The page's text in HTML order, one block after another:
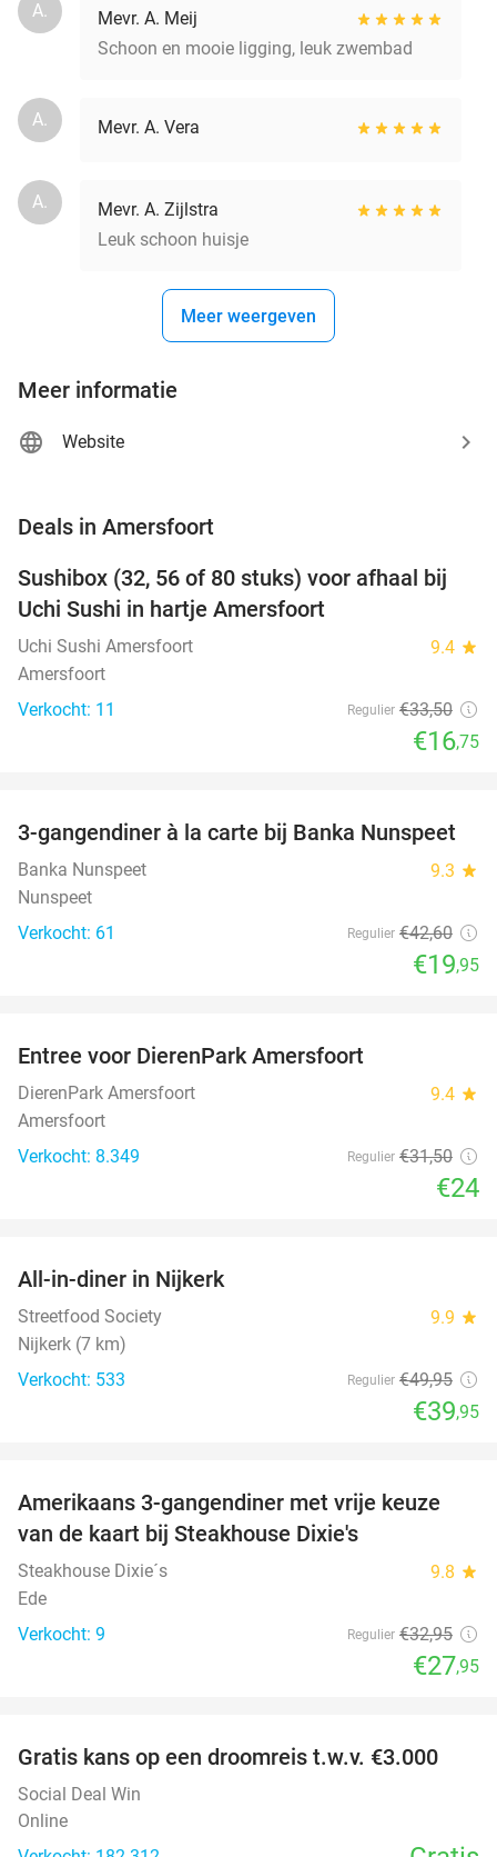
A.
Mevr. A. Meij
Schoon en mooie ligging, leuk zwembad
A. Mevr. A. Vera
A.
Mevr. A. Zijlstra
Leuk schoon huisje
Meer weergeven
Meer informatie
Website
Deals in Amersfoort
50%
TODAY
Sushibox (32, 56 of 80 stuks) voor afhaal bij
Uchi Sushi in hartje Amersfoort
Uchi Sushi Amersfoort 9.4 star
Amersfoort
Verkocht: 11
Regulier €33,50
€16,75
53%
NEW
TODAY
3-gangendiner à la carte bij Banka Nunspeet
Banka Nunspeet 9.3 star
Nunspeet
Verkocht: 61
Regulier €42,60
€19,95
Entree voor DierenPark Amersfoort
DierenPark Amersfoort 9.4 star
Amersfoort
Verkocht: 8.349
Regulier €31,50
€24
All-in-diner in Nijkerk
Streetfood Society 9.9 star
Nijkerk (7 km)
Verkocht: 533
Regulier €49,95
€39,95
15%
TODAY
Amerikaans 3-gangendiner met vrije keuze
van de kaart bij Steakhouse Dixie's
Steakhouse Dixie´s 9.8 star
Ede
Verkocht: 9
Regulier €32,95
€27,95
Gratis kans op een droomreis t.w.v. €3.000
Social Deal Win
Online